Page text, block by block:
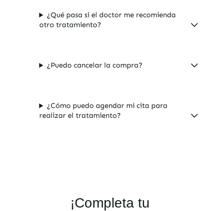
¿Qué pasa si el doctor me recomienda
otro tratamiento?
¿Puedo cancelar la compra?
¿Cómo puedo agendar mi cita para
realizar el tratamiento?
¡Completa tu